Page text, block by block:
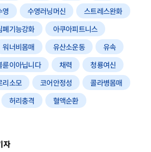
영 수영러닝머신
스트레스완화
폐기능강화
아쿠아피트니스
워너비몸매 유산소운동
유속
륜이아닙니다 채력
청룡여신
리소모 코어안정성
콜라병몸매
허리충격 혈액순환
자